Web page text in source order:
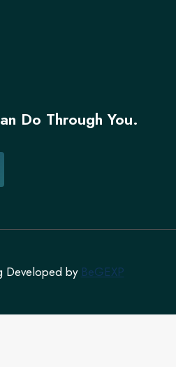
Do Through You.
Developed by BeGEXP